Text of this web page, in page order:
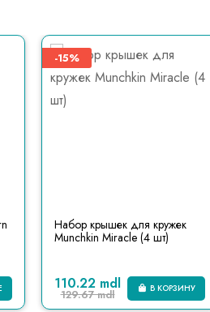
-15%
Набор крышек для кружек
Munchkin Miracle (4 шт)
110.22 mdl
129.67 mdl В КОРЗИНУ